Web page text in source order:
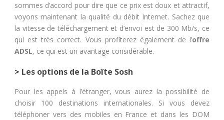
sommes d’accord pour dire que ce prix est doux et attractif,
voyons maintenant la qualité du débit Internet. Sachez que
la vitesse de téléchargement et d’envoi est de 300 Mb/s, ce
qui est très correct. Vous profiterez également de l’offre
ADSL, ce qui est un avantage considérable.
> Les options de la Boîte Sosh
Pour les appels à l’étranger, vous aurez la possibilité de
choisir 100 destinations internationales. Si vous devez
téléphoner vers des mobiles en France et dans les DOM